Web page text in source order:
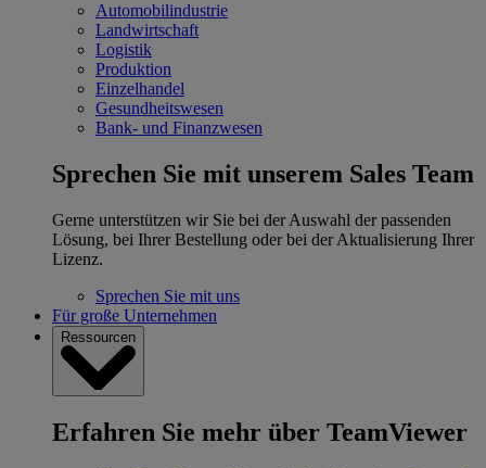
Automobilindustrie
Landwirtschaft
Logistik
Produktion
Einzelhandel
Gesundheitswesen
Bank- und Finanzwesen
Sprechen Sie mit unserem Sales Team
Gerne unterstützen wir Sie bei der Auswahl der passenden
Lösung, bei Ihrer Bestellung oder bei der Aktualisierung Ihrer
Lizenz.
Sprechen Sie mit uns
Für große Unternehmen
Ressourcen
Erfahren Sie mehr über TeamViewer